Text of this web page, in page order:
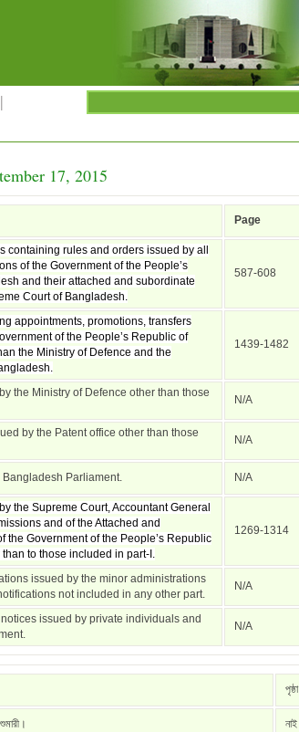
|
17, 2015
Page
containing rules and orders issued by all
of the Government of the People’s
and their attached and subordinate
Court of Bangladesh.
587-608
appointments, promotions, transfers
of the People’s Republic of
the Ministry of Defence and the
1439-1482
the Ministry of Defence other than those
N/A
by the Patent office other than those
N/A
Bangladesh Parliament. N/A
the Supreme Court, Accountant General
and of the Attached and
the Government of the People’s Republic
to those included in part-I.
1269-1314
issued by the minor administrations
not included in any other part.
N/A
issued by private individuals and
N/A
পৃষ্ঠা
নাই